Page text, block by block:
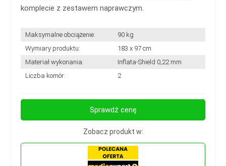
komplecie z zestawem naprawczym.
Maksymalne obciążenie:
90 kg
Wymiary produktu:
183 x 97 cm
Materiał wykonania:
Inflata-Shield 0,22 mm
Liczba komór:
2
Sprawdź cenę
Zobacz produkt w: